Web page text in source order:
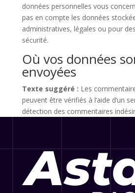
données personnelles vous
pas en compte les données
administratives, légales ou pour
sécurité.
Où vos données
envoyées
Texte suggéré : Les
peuvent être vérifiés à l’aide d’un
détection des commentaires